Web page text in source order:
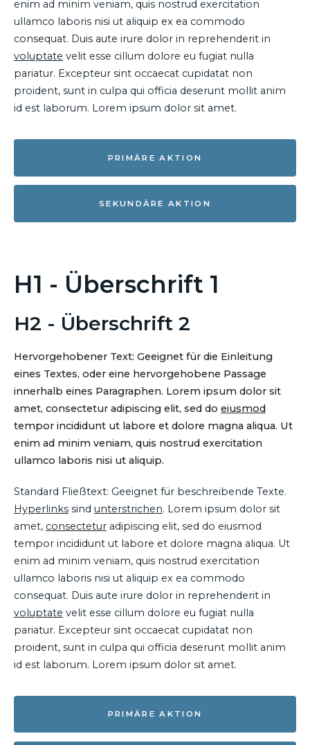
enim ad minim veniam, quis nostrud exercitation
ullamco laboris nisi ut aliquip ex ea commodo
consequat. Duis aute irure dolor in reprehenderit in
voluptate velit esse cillum dolore eu fugiat nulla
pariatur. Excepteur sint occaecat cupidatat non
proident, sunt in culpa qui officia deserunt mollit anim
id est laborum. Lorem ipsum dolor sit amet.
PRIMÄRE AKTION
SEKUNDÄRE AKTION
H1 - Überschrift 1
H2 - Überschrift 2
Hervorgehobener Text: Geeignet für die Einleitung
eines Textes, oder eine hervorgehobene Passage
innerhalb eines Paragraphen. Lorem ipsum dolor sit
amet, consectetur adipiscing elit, sed do eiusmod
tempor incididunt ut labore et dolore magna aliqua. Ut
enim ad minim veniam, quis nostrud exercitation
ullamco laboris nisi ut aliquip.
Standard Fließtext: Geeignet für beschreibende Texte.
Hyperlinks sind unterstrichen. Lorem ipsum dolor sit
amet, consectetur adipiscing elit, sed do eiusmod
tempor incididunt ut labore et dolore magna aliqua. Ut
enim ad minim veniam, quis nostrud exercitation
ullamco laboris nisi ut aliquip ex ea commodo
consequat. Duis aute irure dolor in reprehenderit in
voluptate velit esse cillum dolore eu fugiat nulla
pariatur. Excepteur sint occaecat cupidatat non
proident, sunt in culpa qui officia deserunt mollit anim
id est laborum. Lorem ipsum dolor sit amet.
PRIMÄRE AKTION